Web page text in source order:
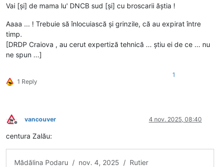
Vai [și] de mama lu' DNCB sud [și] cu broscarii ăștia !
Aaaa ... ! Trebuie să înlocuiască și grinzile, că au expirat între
timp.
[DRDP Craiova , au cerut expertiză tehnică ... știu ei de ce ... nu
ne spun ...]
1 Reply
1
Deconectat
vancouver 4 nov. 2025, 08:40
centura Zalău:
Mădălina Podaru / nov. 4, 2025 / Rutier